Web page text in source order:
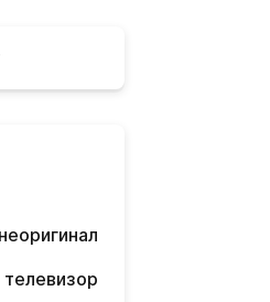
неоригинал
телевизор